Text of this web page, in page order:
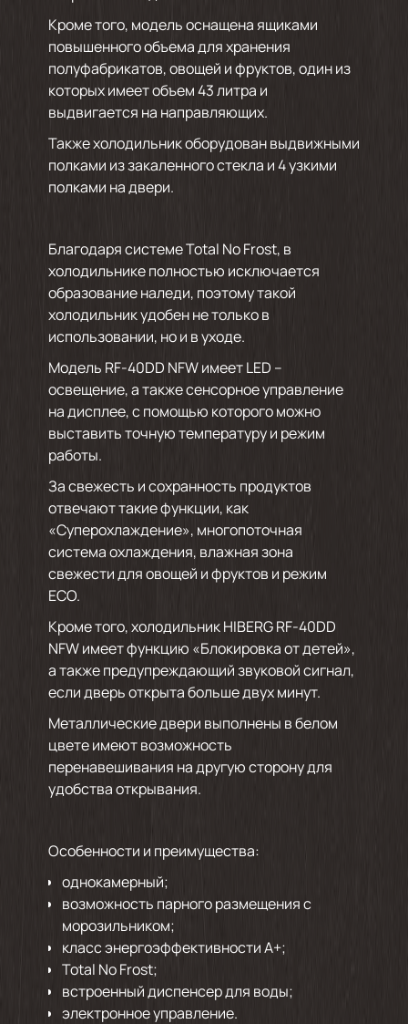
Кроме того, модель оснащена ящиками
повышенного объема для хранения
полуфабрикатов, овощей и фруктов, один из
которых имеет объем 43 литра и
выдвигается на направляющих.
Также холодильник оборудован выдвижными
полками из закаленного стекла и 4 узкими
полками на двери.
Благодаря системе Total No Frost, в
холодильнике полностью исключается
образование наледи, поэтому такой
холодильник удобен не только в
использовании, но и в уходе.
Модель RF-40DD NFW имеет LED –
освещение, а также сенсорное управление
на дисплее, с помощью которого можно
выставить точную температуру и режим
работы.
За свежесть и сохранность продуктов
отвечают такие функции, как
«Суперохлаждение», многопоточная
система охлаждения, влажная зона
свежести для овощей и фруктов и режим
ECO.
Кроме того, холодильник HIBERG RF-40DD
NFW имеет функцию «Блокировка от детей»,
а также предупреждающий звуковой сигнал,
если дверь открыта больше двух минут.
Металлические двери выполнены в белом
цвете имеют возможность
перенавешивания на другую сторону для
удобства открывания.
Особенности и преимущества:
однокамерный;
возможность парного размещения с
морозильником;
класс энергоэффективности А+;
Total No Frost;
встроенный диспенсер для воды;
электронное управление.